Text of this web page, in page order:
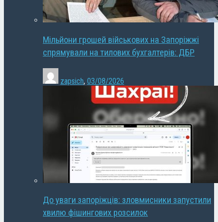
Мільйони грошей військових на Запоріжжі
спрямували на тилових бухгалтерів: ДБР
zapsich, 03/08/2026
До уваги запоріжців: зловмисники запустили
хвилю фішингових розсилок